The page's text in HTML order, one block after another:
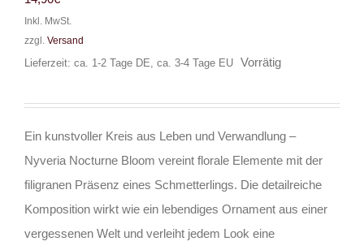
Inkl. MwSt.
zzgl. Versand
Lieferzeit: ca. 1-2 Tage DE, ca. 3-4 Tage EU
Vorrätig
Ein kunstvoller Kreis aus Leben und Verwandlung –
Nyveria Nocturne Bloom vereint florale Elemente mit der
filigranen Präsenz eines Schmetterlings. Die detailreiche
Komposition wirkt wie ein lebendiges Ornament aus einer
vergessenen Welt und verleiht jedem Look eine